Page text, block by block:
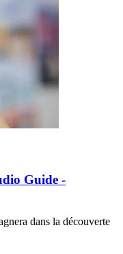
Guide -
dans la découverte